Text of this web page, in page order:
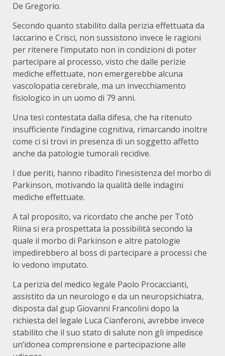
De Gregorio.
Secondo quanto stabilito dalla perizia effettuata da
Iaccarino e Crisci, non sussistono invece le ragioni
per ritenere l’imputato non in condizioni di poter
partecipare al processo, visto che dalle perizie
mediche effettuate, non emergerebbe alcuna
vascolopatia cerebrale, ma un invecchiamento
fisiologico in un uomo di 79 anni.
Una tesi contestata dalla difesa, che ha ritenuto
insufficiente l’indagine cognitiva, rimarcando inoltre
come ci si trovi in presenza di un soggetto affetto
anche da patologie tumorali recidive.
I due periti, hanno ribadito l’inesistenza del morbo di
Parkinson, motivando la qualità delle indagini
mediche effettuate.
A tal proposito, va ricordato che anche per Totò
Riina si era prospettata la possibilità secondo la
quale il morbo di Parkinson e altre patologie
impedirebbero al boss di partecipare a processi che
lo vedono imputato.
La perizia del medico legale Paolo Procaccianti,
assistito da un neurologo e da un neuropsichiatra,
disposta dal gup Giovanni Francolini dopo la
richiesta del legale Luca Cianferoni, avrebbe invece
stabilito che il suo stato di salute non gli impedisce
un’idonea comprensione e partecipazione alle